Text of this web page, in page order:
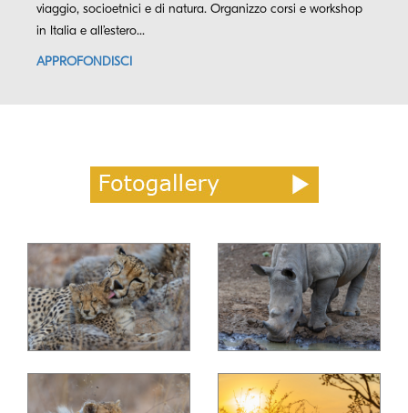
viaggio, socioetnici e di natura. Organizzo corsi e workshop
in Italia e all’estero...
APPROFONDISCI